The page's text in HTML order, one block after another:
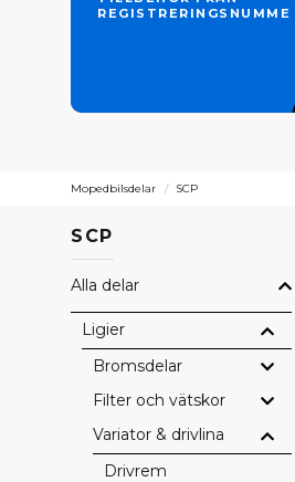
REGISTRERINGSNUMMER
Mopedbilsdelar SCP
SCP
Alla delar
Ligier
Bromsdelar
Filter och vätskor
Variator & drivlina
Drivrem